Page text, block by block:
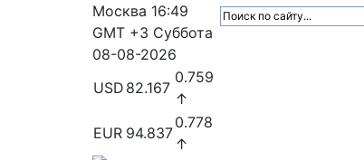
Москва 16:49
GMT +3 Суббота
08-08-2026
USD 82.167
0.759
↑
EUR 94.837
0.778
↑